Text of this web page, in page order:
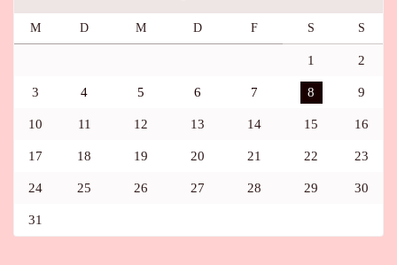
M D M D F S S
1 2
3 4 5 6 7 8 9
10 11 12 13 14 15 16
17 18 19 20 21 22 23
24 25 26 27 28 29 30
31